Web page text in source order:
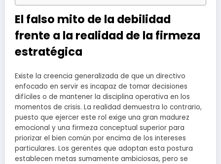
El falso mito de la debilidad
frente a la realidad de la firmeza
estratégica
Existe la creencia generalizada de que un directivo
enfocado en servir es incapaz de tomar decisiones
difíciles o de mantener la disciplina operativa en los
momentos de crisis. La realidad demuestra lo contrario,
puesto que ejercer este rol exige una gran madurez
emocional y una firmeza conceptual superior para
priorizar el bien común por encima de los intereses
particulares. Los gerentes que adoptan esta postura
establecen metas sumamente ambiciosas, pero se